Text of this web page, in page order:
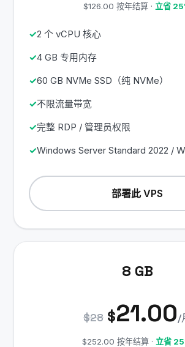
$126.00 按年结算 · 立省
2 个 vCPU 核心
4 GB 专用内存
60 GB NVMe SSD（纯 NVMe）
不限流量带宽
完整 RDP / 管理员权限
Windows Server Standard 2022 /
部署此 VPS
8 GB
$28 $21.00/
$252.00 按年结算 · 立省